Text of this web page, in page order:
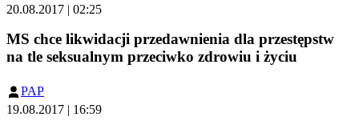
20.08.2017 | 02:25
MS chce likwidacji przedawnienia dla przestępstw
na tle seksualnym przeciwko zdrowiu i życiu
PAP
19.08.2017 | 16:59